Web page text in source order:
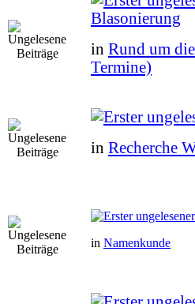
Blasonierung
in Rund um
Termine)
in Recherche
in Namenkunde